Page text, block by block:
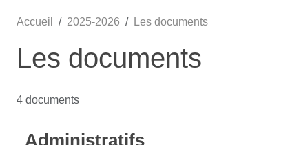
Accueil 2025-2026 Les documents
Les documents
4 documents
Administratifs